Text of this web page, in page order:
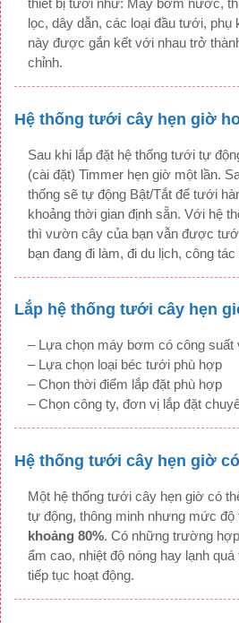
thiết bị tưới như: Máy bơm nước,
lọc, dây dẫn, các loại đầu tưới,
này được gắn kết với nhau trở
chỉnh.
Hệ thống tưới cây hẹn giờ
Sau khi lắp đặt hệ thống tưới tự
(cài đặt) Timmer hẹn giờ một lần.
thống sẽ tự động Bật/Tắt để tưới
khoảng thời gian định sẵn. Với hệ
thì vườn cây của bạn vẫn được
bạn đang đi làm, đi du lịch, công
Lắp hệ thống tưới cây hẹn
– Lựa chọn máy bơm có công suất
– Lựa chọn loại béc tưới phù hợp
– Chọn thời điểm lắp đặt phù hợp
– Chọn công ty, đơn vị lắp đặt
Hệ thống tưới cây hẹn giờ
Một hệ thống tưới cây hẹn giờ có
tự động, thông minh nhưng mức
khoảng 80%. Có những trường
ẩm cao, nhiệt độ nóng hay lạnh
tiếp tục hoạt động.